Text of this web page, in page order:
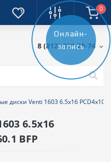
0
8 (812) 389-28-74
диски Venti 1603 6.5x16 PCD4x100
6.5x16
BFP
Онлайн-
запись